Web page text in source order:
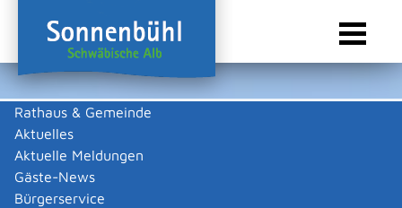
Rathaus & Gemeinde
Aktuelles
Aktuelle Meldungen
Gäste-News
Bürgerservice
Sie sind hier:
Dienstleistungen A-Z
Dienstleistungen A-Z